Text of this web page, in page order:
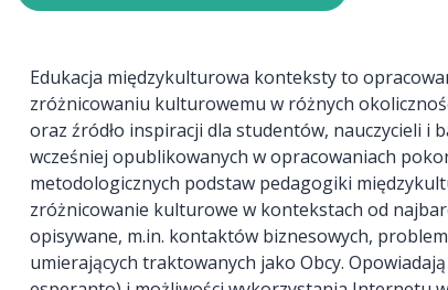
Edukacja międzykulturowa konteksty to
zróżnicowaniu kulturowemu w różnych
oraz źródło inspiracji dla studentów, nauczycieli i
wcześniej opublikowanych w opracowaniach
metodologicznych podstaw pedagogiki
zróżnicowanie kulturowe w kontekstach od
opisywane, m.in. kontaktów biznesowych,
umierających traktowanych jako Obcy.